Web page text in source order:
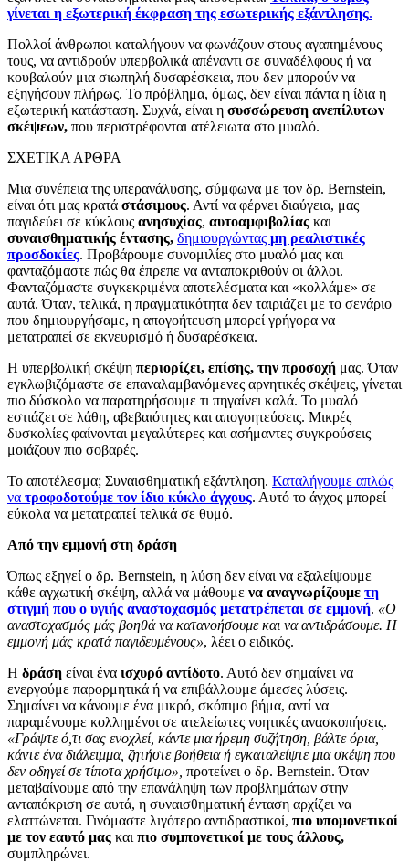
γίνεται η εξωτερική έκφραση της εσωτερικής εξάντλησης.
Πολλοί άνθρωποι καταλήγουν να φωνάζουν στους αγαπημένους
τους, να αντιδρούν υπερβολικά απέναντι σε συναδέλφους ή να
κουβαλούν μια σιωπηλή δυσαρέσκεια, που δεν μπορούν να
εξηγήσουν πλήρως. Το πρόβλημα, όμως, δεν είναι πάντα η ίδια η
εξωτερική κατάσταση. Συχνά, είναι η συσσώρευση ανεπίλυτων
σκέψεων, που περιστρέφονται ατέλειωτα στο μυαλό.
ΣΧΕΤΙΚΑ ΑΡΘΡΑ
Μια συνέπεια της υπερανάλυσης, σύμφωνα με τον δρ. Bernstein,
είναι ότι μας κρατά στάσιμους. Αντί να φέρνει διαύγεια, μας
παγιδεύει σε κύκλους ανησυχίας, αυτοαμφιβολίας και
συναισθηματικής έντασης, δημιουργώντας μη ρεαλιστικές
προσδοκίες. Προβάρουμε συνομιλίες στο μυαλό μας και
φανταζόμαστε πώς θα έπρεπε να ανταποκριθούν οι άλλοι.
Φανταζόμαστε συγκεκριμένα αποτελέσματα και «κολλάμε» σε
αυτά. Όταν, τελικά, η πραγματικότητα δεν ταιριάζει με το σενάριο
που δημιουργήσαμε, η απογοήτευση μπορεί γρήγορα να
μετατραπεί σε εκνευρισμό ή δυσαρέσκεια.
Η υπερβολική σκέψη περιορίζει, επίσης, την προσοχή μας. Όταν
εγκλωβιζόμαστε σε επαναλαμβανόμενες αρνητικές σκέψεις, γίνεται
πιο δύσκολο να παρατηρήσουμε τι πηγαίνει καλά. Το μυαλό
εστιάζει σε λάθη, αβεβαιότητες και απογοητεύσεις. Μικρές
δυσκολίες φαίνονται μεγαλύτερες και ασήμαντες συγκρούσεις
μοιάζουν πιο σοβαρές.
Το αποτέλεσμα; Συναισθηματική εξάντληση. Καταλήγουμε απλώς
να τροφοδοτούμε τον ίδιο κύκλο άγχους. Αυτό το άγχος μπορεί
εύκολα να μετατραπεί τελικά σε θυμό.
Από την εμμονή στη δράση
Όπως εξηγεί ο δρ. Bernstein, η λύση δεν είναι να εξαλείψουμε
κάθε αγχωτική σκέψη, αλλά να μάθουμε να αναγνωρίζουμε τη
στιγμή που ο υγιής αναστοχασμός μετατρέπεται σε εμμονή. «Ο
αναστοχασμός μάς βοηθά να κατανοήσουμε και να αντιδράσουμε. Η
εμμονή μάς κρατά παγιδευμένους», λέει ο ειδικός.
Η δράση είναι ένα ισχυρό αντίδοτο. Αυτό δεν σημαίνει να
ενεργούμε παρορμητικά ή να επιβάλλουμε άμεσες λύσεις.
Σημαίνει να κάνουμε ένα μικρό, σκόπιμο βήμα, αντί να
παραμένουμε κολλημένοι σε ατελείωτες νοητικές ανασκοπήσεις.
«Γράψτε ό,τι σας ενοχλεί, κάντε μια ήρεμη συζήτηση, βάλτε όρια,
κάντε ένα διάλειμμα, ζητήστε βοήθεια ή εγκαταλείψτε μια σκέψη που
δεν οδηγεί σε τίποτα χρήσιμο», προτείνει ο δρ. Bernstein. Όταν
μεταβαίνουμε από την επανάληψη των προβλημάτων στην
ανταπόκριση σε αυτά, η συναισθηματική ένταση αρχίζει να
ελαττώνεται. Γινόμαστε λιγότερο αντιδραστικοί, πιο υπομονετικοί
με τον εαυτό μας και πιο συμπονετικοί με τους άλλους,
συμπληρώνει.